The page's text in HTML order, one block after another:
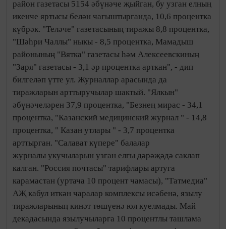
район газетасы 5154 әбүнәче җыйган, бу узган елның
икенче яртысы белән чагыштырганда, 10,6 процентка
күбрәк. "Теләче" газетасының тиражы 8,8 процентка,
"Шәһри Чаллы" ныкы - 8,5 процентка, Мамадыш
районының "Вятка" газетасы һәм Алексеевскиның
"Заря" газетасы - 3,1 әр процентка арткан", - дип
билгеләп үтте ул. Журналлар арасында да
тиражларын арттыручылар шактый. "Ялкын"
әбүнәчеләрен 37,9 процентка, "Безнең мирас - 34,1
процентка, "Казанский медицинский журнал " - 14,8
процентка, " Казан утлары " - 3,7 процентка
арттырган. "Салават күпере" балалар
журналы укучыларын узган елгы дәрәҗәдә саклап
калган. "Россия почтасы" тарифлары артуга
карамастан (уртача 10 процент чамасы), "Татмедиа"
АҖ кабул иткән чаралар комплексы исәбенә, язылу
тиражларының кинәт төшүенә юл куелмады. Май
декадасында язылучыларга 10 процентлы ташлама